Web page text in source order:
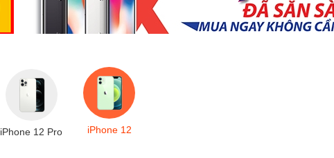
iPhone 12 Pro iPhone 12